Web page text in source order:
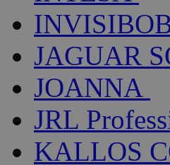
JAGUAR
JOANNA
JRL
KALLOS